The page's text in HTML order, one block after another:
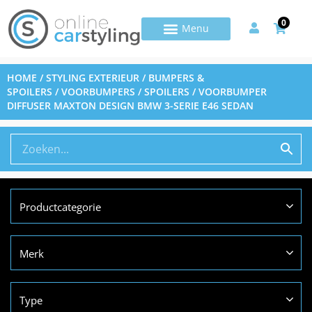
0
HOME /STYLING EXTERIEUR / BUMPERS &
SPOILERS /VOORBUMPERS / SPOILERS / VOORBUMPER
DIFFUSER MAXTON DESIGN BMW 3-SERIE E46 SEDAN
Productcategorie
Merk
Type